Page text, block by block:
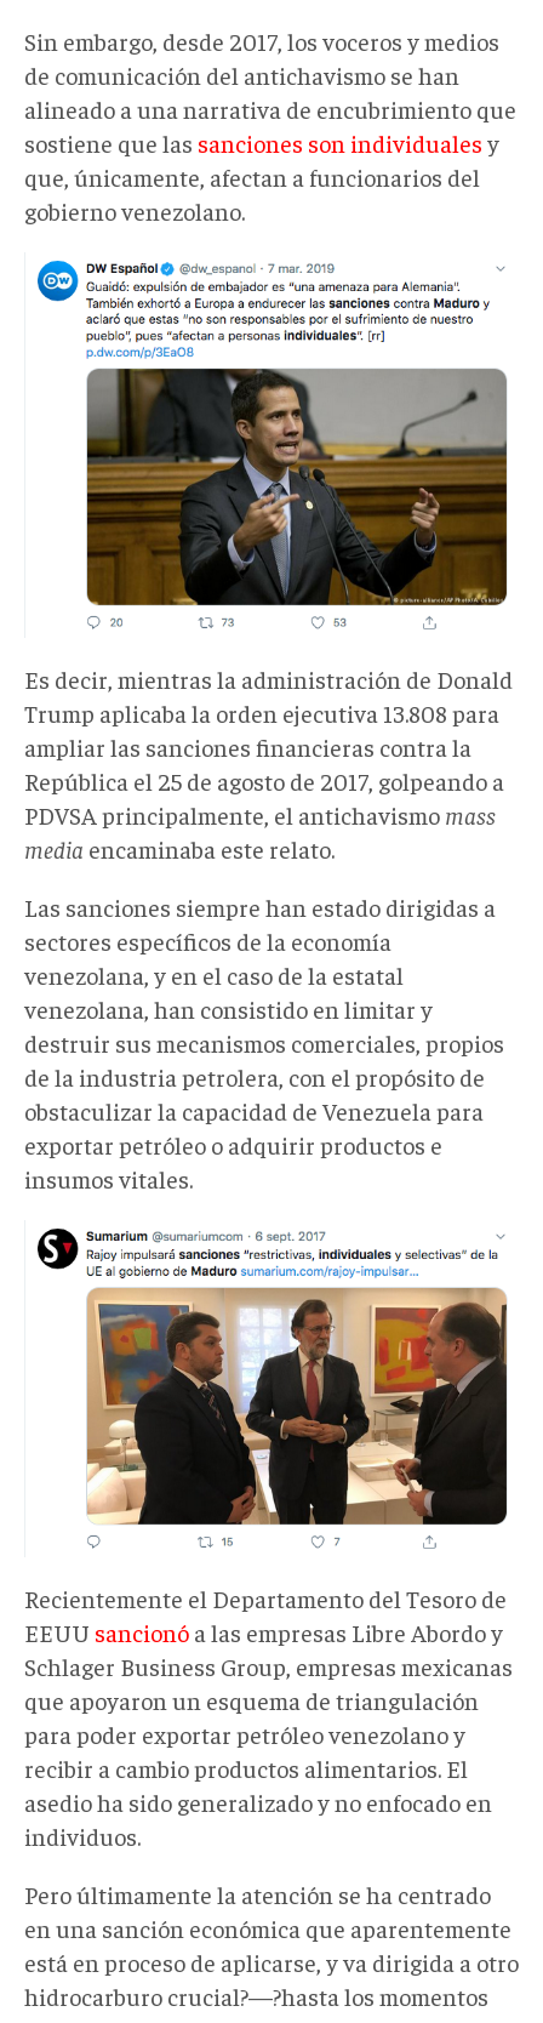
Sin embargo, desde 2017, los voceros y medios
de comunicación del antichavismo se han
alineado a una narrativa de encubrimiento que
sostiene que las sanciones son individuales y
que, únicamente, afectan a funcionarios del
gobierno venezolano.
Es decir, mientras la administración de Donald
Trump aplicaba la orden ejecutiva 13.808 para
ampliar las sanciones financieras contra la
República el 25 de agosto de 2017, golpeando a
PDVSA principalmente, el antichavismo mass
media encaminaba este relato.
Las sanciones siempre han estado dirigidas a
sectores específicos de la economía
venezolana, y en el caso de la estatal
venezolana, han consistido en limitar y
destruir sus mecanismos comerciales, propios
de la industria petrolera, con el propósito de
obstaculizar la capacidad de Venezuela para
exportar petróleo o adquirir productos e
insumos vitales.
Recientemente el Departamento del Tesoro de
EEUU sancionó a las empresas Libre Abordo y
Schlager Business Group, empresas mexicanas
que apoyaron un esquema de triangulación
para poder exportar petróleo venezolano y
recibir a cambio productos alimentarios. El
asedio ha sido generalizado y no enfocado en
individuos.
Pero últimamente la atención se ha centrado
en una sanción económica que aparentemente
está en proceso de aplicarse, y va dirigida a otro
hidrocarburo crucial?—?hasta los momentos